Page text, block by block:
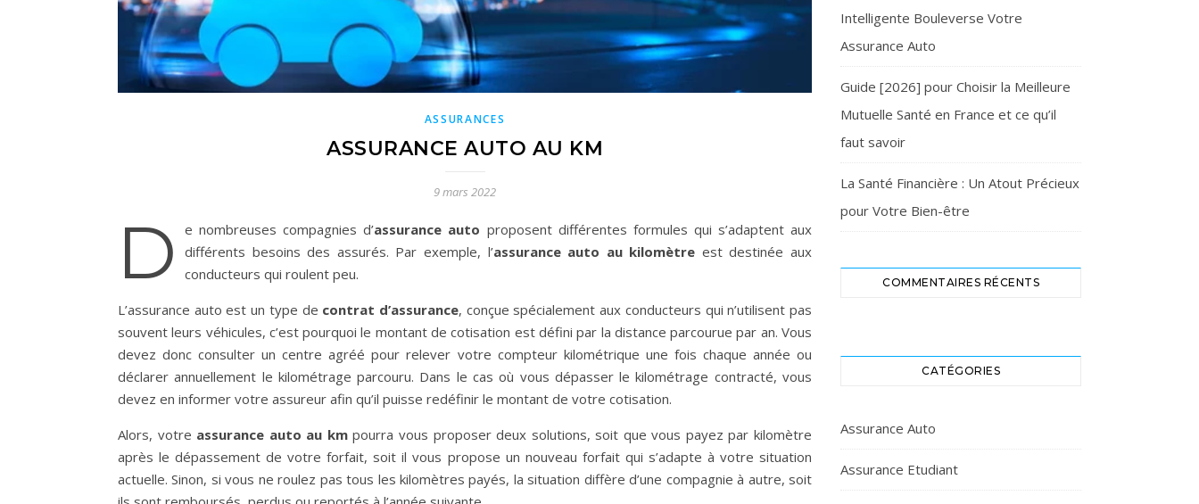
ASSURANCES
ASSURANCE AUTO AU KM
9 mars 2022
D e nombreuses compagnies d’assurance auto proposent différentes formules qui s’adaptent aux
différents besoins des assurés. Par exemple, l’assurance auto au kilomètre est destinée aux
conducteurs qui roulent peu.
L’assurance auto est un type de contrat d’assurance, conçue spécialement aux conducteurs qui n’utilisent pas
souvent leurs véhicules, c’est pourquoi le montant de cotisation est défini par la distance parcourue par an. Vous
devez donc consulter un centre agréé pour relever votre compteur kilométrique une fois chaque année ou
déclarer annuellement le kilométrage parcouru. Dans le cas où vous dépasser le kilométrage contracté, vous
devez en informer votre assureur afin qu’il puisse redéfinir le montant de votre cotisation.
Alors, votre assurance auto au kmpourra vous proposer deux solutions, soit que vous payez par kilomètre
après le dépassement de votre forfait, soit il vous propose un nouveau forfait qui s’adapte à votre situation
actuelle. Sinon, si vous ne roulez pas tous les kilomètres payés, la situation diffère d’une compagnie à autre, soit
Intelligente Bouleverse Votre
Assurance Auto
Guide [2026] pour Choisir la Meilleure
Mutuelle Santé en France et ce qu’il
faut savoir
La Santé Financière : Un Atout Précieux
pour Votre Bien-être
COMMENTAIRES RÉCENTS
CATÉGORIES
Assurance Auto
Assurance Etudiant